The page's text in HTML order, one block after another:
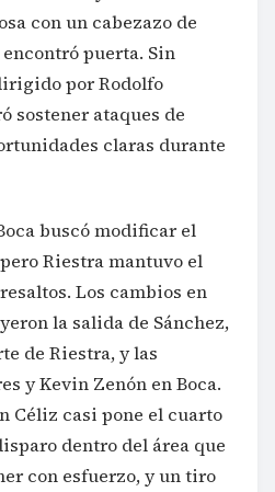
con un cabezazo de
puerta. Sin
por Rodolfo
sostener ataques de
claras durante
buscó modificar el
Riestra mantuvo el
Los cambios en
la salida de Sánchez,
de Riestra, y las
y Kevin Zenón en Boca.
Céliz casi pone el cuarto
dentro del área que
con esfuerzo, y un tiro